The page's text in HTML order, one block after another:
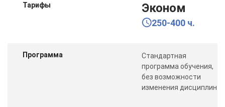
Тарифы Эконом
250-400 ч.
Программа
Стандартная
программа обучения,
без возможности
изменения дисциплин